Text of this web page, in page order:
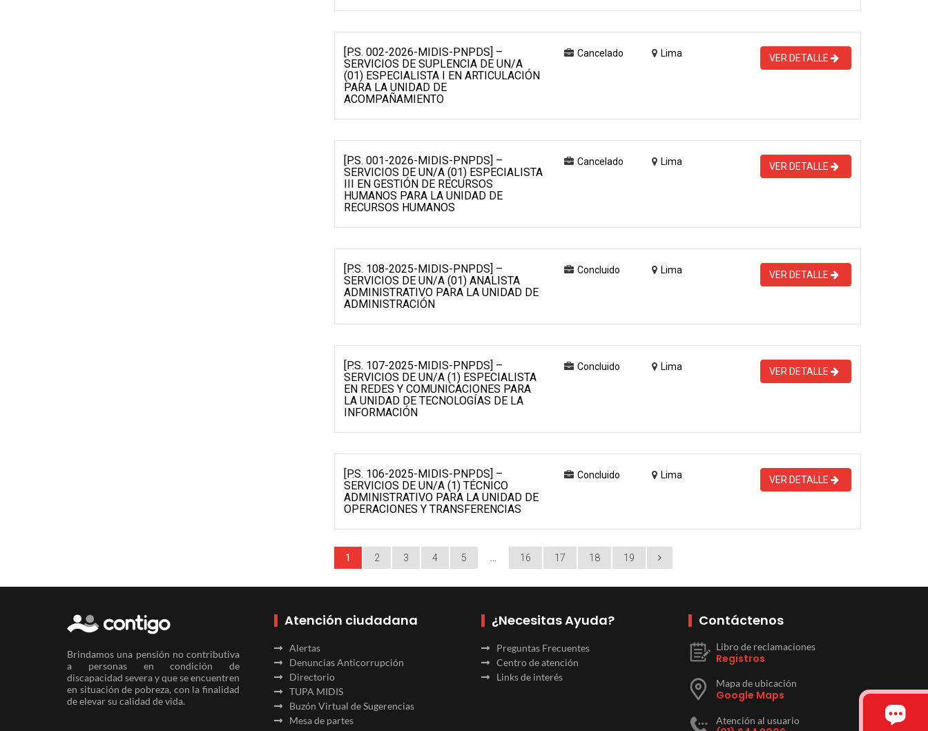
[P.S. 002-2026-MIDIS-PNPDS] –
SERVICIOS DE SUPLENCIA DE UN/A
(01) ESPECIALISTA I EN ARTICULACIÓN
PARA LA UNIDAD DE
ACOMPAÑAMIENTO
Cancelado Lima VER DETALLE
[P.S. 001-2026-MIDIS-PNPDS] –
SERVICIOS DE UN/A (01) ESPECIALISTA
III EN GESTIÓN DE RECURSOS
HUMANOS PARA LA UNIDAD DE
RECURSOS HUMANOS
Cancelado Lima VER DETALLE
[P.S. 108-2025-MIDIS-PNPDS] –
SERVICIOS DE UN/A (01) ANALISTA
ADMINISTRATIVO PARA LA UNIDAD DE
ADMINISTRACIÓN
Concluido Lima VER DETALLE
[P.S. 107-2025-MIDIS-PNPDS] –
SERVICIOS DE UN/A (1) ESPECIALISTA
EN REDES Y COMUNICACIONES PARA
LA UNIDAD DE TECNOLOGÍAS DE LA
INFORMACIÓN
Concluido Lima VER DETALLE
[P.S. 106-2025-MIDIS-PNPDS] –
SERVICIOS DE UN/A (1) TÉCNICO
ADMINISTRATIVO PARA LA UNIDAD DE
OPERACIONES Y TRANSFERENCIAS
Concluido Lima VER DETALLE
1 2 3 4 5 16 17 18 19
Brindamos una pensión no contributiva
a personas en condición de
discapacidad severa y que se encuentren
en situación de pobreza, con la finalidad
de elevar su calidad de vida.
Atención ciudadana
Alertas
Denuncias Anticorrupción
Directorio
TUPA MIDIS
Buzón Virtual de Sugerencias
Mesa de partes
¿Necesitas Ayuda?
Preguntas Frecuentes
Centro de atención
Links de interés
Contáctenos
Libro de reclamaciones
Registros
Mapa de ubicación
Google Maps
Atención al usuario